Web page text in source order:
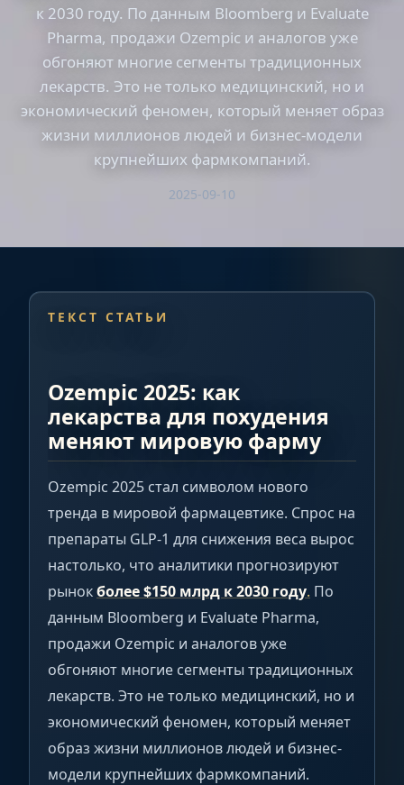
к 2030 году. По данным Bloomberg и Evaluate
Pharma, продажи Ozempic и аналогов уже
обгоняют многие сегменты традиционных
лекарств. Это не только медицинский, но и
экономический феномен, который меняет образ
жизни миллионов людей и бизнес-модели
крупнейших фармкомпаний.
2025-09-10
ТЕКСТ СТАТЬИ
Ozempic 2025: как
лекарства для похудения
меняют мировую фарму
Ozempic 2025 стал символом нового
тренда в мировой фармацевтике. Спрос на
препараты GLP-1 для снижения веса вырос
настолько, что аналитики прогнозируют
рынокболее $150 млрд к 2030 году. По
данным Bloomberg и Evaluate Pharma,
продажи Ozempic и аналогов уже
обгоняют многие сегменты традиционных
лекарств. Это не только медицинский, но и
экономический феномен, который меняет
образ жизни миллионов людей и бизнес-
модели крупнейших фармкомпаний.